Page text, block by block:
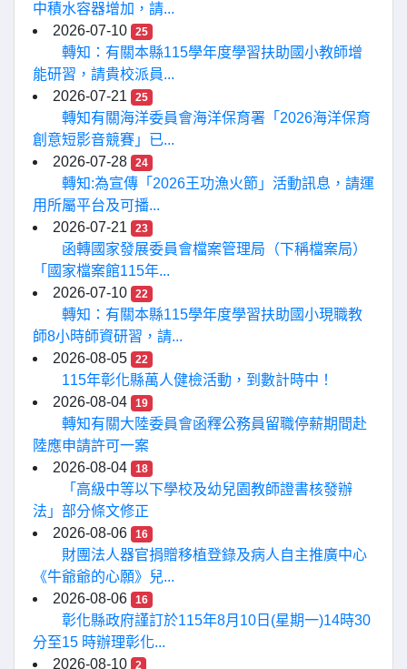
中積水容器增加，請...
2026-07-10
25
轉知：有關本縣115學年度學習扶助國小教師增
能研習，請貴校派員...
2026-07-21
25
轉知有關海洋委員會海洋保育署「2026海洋保育
創意短影音競賽」已...
2026-07-28
24
轉知:為宣傳「2026王功漁火節」活動訊息，請運
用所屬平台及可播...
2026-07-21
23
函轉國家發展委員會檔案管理局（下稱檔案局）
「國家檔案館115年...
2026-07-10
22
轉知：有關本縣115學年度學習扶助國小現職教
師8小時師資研習，請...
2026-08-05
22
115年彰化縣萬人健檢活動，到數計時中！
2026-08-04
19
轉知有關大陸委員會函釋公務員留職停薪期間赴
陸應申請許可一案
2026-08-04
18
「高級中等以下學校及幼兒園教師證書核發辦
法」部分條文修正
2026-08-06
16
財團法人器官捐贈移植登錄及病人自主推廣中心
《牛爺爺的心願》兒...
2026-08-06
16
彰化縣政府謹訂於115年8月10日(星期一)14時30
分至15 時辦理彰化...
2026-08-10
2